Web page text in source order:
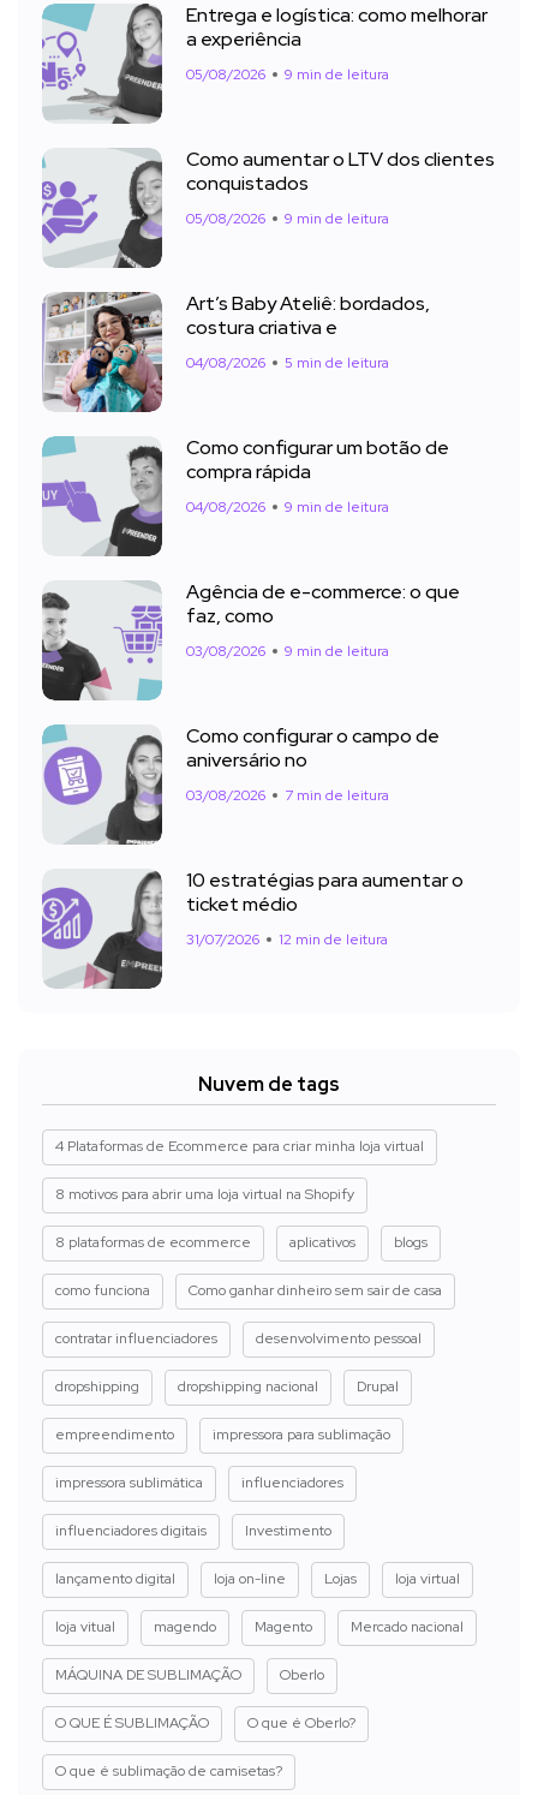
Entrega e logística: como melhorar
a experiência
05/08/2026 9 min de leitura
Como aumentar o LTV dos clientes
conquistados
05/08/2026 9 min de leitura
Art’s Baby Ateliê: bordados,
costura criativa e
04/08/2026 5 min de leitura
Como configurar um botão de
compra rápida
04/08/2026 9 min de leitura
Agência de e-commerce: o que
faz, como
03/08/2026 9 min de leitura
Como configurar o campo de
aniversário no
03/08/2026 7 min de leitura
10 estratégias para aumentar o
ticket médio
31/07/2026 12 min de leitura
Nuvem de tags
4 Plataformas de Ecommerce para criar minha loja virtual
8 motivos para abrir uma loja virtual na Shopify
8 plataformas de ecommerce aplicativos blogs
como funciona Como ganhar dinheiro sem sair de casa
contratar influenciadores desenvolvimento pessoal
dropshipping dropshipping nacional Drupal
empreendimento impressora para sublimação
impressora sublimática influenciadores
influenciadores digitais Investimento
lançamento digital loja on-line Lojas loja virtual
loja vitual magendo Magento Mercado nacional
MÁQUINA DE SUBLIMAÇÃO Oberlo
O QUE É SUBLIMAÇÃO O que é Oberlo?
O que é sublimação de camisetas?